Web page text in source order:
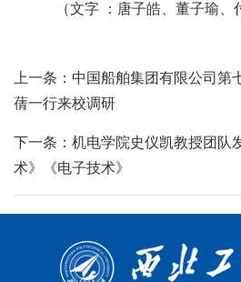
（文字 ：唐子皓、董子瑜
上一条：中国船舶集团有限公司
蒨一行来校调研
下一条：机电学院史仪凯教授团队
术》《电子技术》